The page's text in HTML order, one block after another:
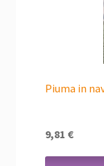
Piuma in
9,81 €